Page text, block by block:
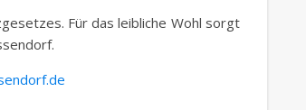
Für das leibliche Wohl sorgt